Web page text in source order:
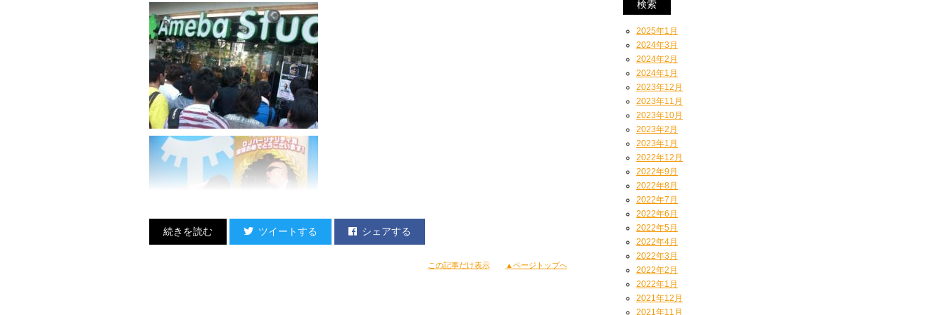
ツイートする シェアする
この記事だけ表示 ▲ページトップへ
2025年1月
2024年3月
2024年2月
2024年1月
2023年12月
2023年11月
2023年10月
2023年2月
2023年1月
2022年12月
2022年9月
2022年8月
2022年7月
2022年6月
2022年5月
2022年4月
2022年3月
2022年2月
2022年1月
2021年12月
2021年11月